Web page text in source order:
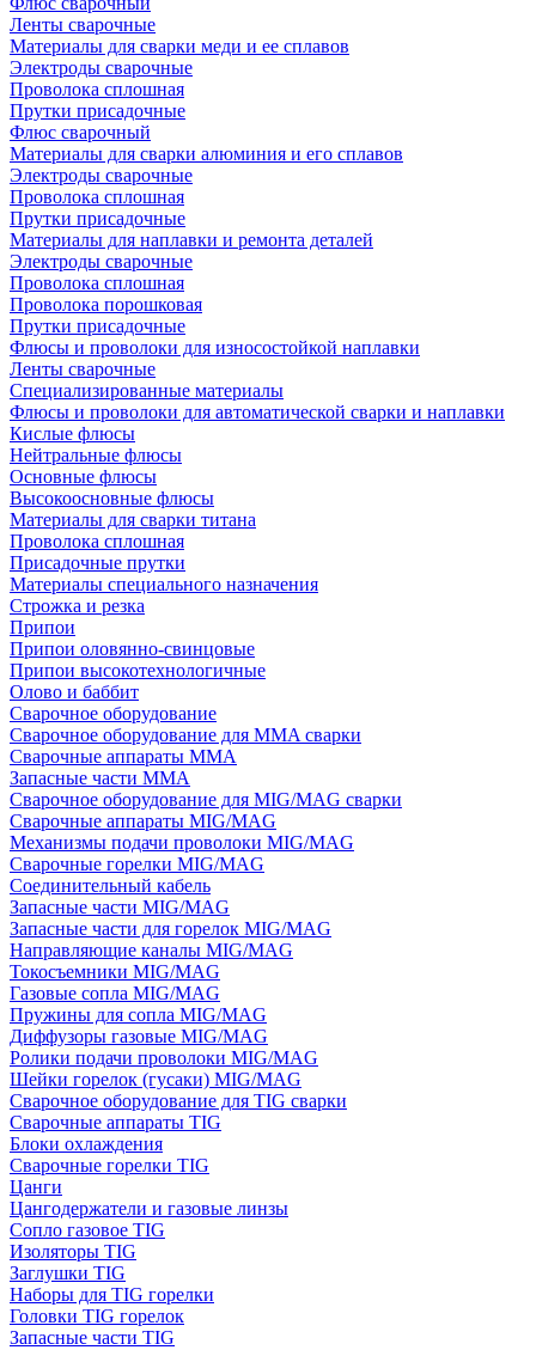
Ленты сварочные
Материалы для сварки меди и ее сплавов
Электроды сварочные
Проволока сплошная
Прутки присадочные
Флюс сварочный
Материалы для сварки алюминия и его сплавов
Электроды сварочные
Проволока сплошная
Прутки присадочные
Материалы для наплавки и ремонта деталей
Электроды сварочные
Проволока сплошная
Проволока порошковая
Прутки присадочные
Флюсы и проволоки для износостойкой наплавки
Ленты сварочные
Специализированные материалы
Флюсы и проволоки для автоматической сварки и наплавки
Кислые флюсы
Нейтральные флюсы
Основные флюсы
Высокоосновные флюсы
Материалы для сварки титана
Проволока сплошная
Присадочные прутки
Материалы специального назначения
Строжка и резка
Припои
Припои оловянно-свинцовые
Припои высокотехнологичные
Олово и баббит
Сварочное оборудование
Сварочное оборудование для MMA сварки
Сварочные аппараты MMA
Запасные части MMA
Сварочное оборудование для MIG/MAG сварки
Сварочные аппараты MIG/MAG
Механизмы подачи проволоки MIG/MAG
Сварочные горелки MIG/MAG
Соединительный кабель
Запасные части MIG/MAG
Запасные части для горелок MIG/MAG
Направляющие каналы MIG/MAG
Токосъемники MIG/MAG
Газовые сопла MIG/MAG
Пружины для сопла MIG/MAG
Диффузоры газовые MIG/MAG
Ролики подачи проволоки MIG/MAG
Шейки горелок (гусаки) MIG/MAG
Сварочное оборудование для TIG сварки
Сварочные аппараты TIG
Блоки охлаждения
Сварочные горелки TIG
Цанги
Цангодержатели и газовые линзы
Сопло газовое TIG
Изоляторы TIG
Заглушки TIG
Наборы для TIG горелки
Головки TIG горелок
Запасные части TIG